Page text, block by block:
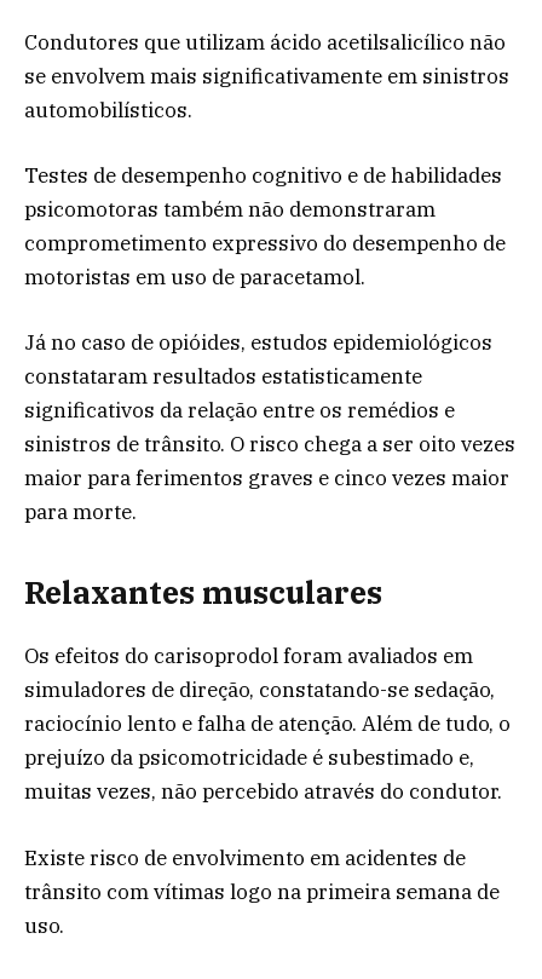
Condutores que utilizam ácido acetilsalicílico não
se envolvem mais significativamente em sinistros
automobilísticos.
Testes de desempenho cognitivo e de habilidades
psicomotoras também não demonstraram
comprometimento expressivo do desempenho de
motoristas em uso de paracetamol.
Já no caso de opióides, estudos epidemiológicos
constataram resultados estatisticamente
significativos da relação entre os remédios e
sinistros de trânsito. O risco chega a ser oito vezes
maior para ferimentos graves e cinco vezes maior
para morte.
Relaxantes musculares
Os efeitos do carisoprodol foram avaliados em
simuladores de direção, constatando-se sedação,
raciocínio lento e falha de atenção. Além de tudo, o
prejuízo da psicomotricidade é subestimado e,
muitas vezes, não percebido através do condutor.
Existe risco de envolvimento em acidentes de
trânsito com vítimas logo na primeira semana de
uso.